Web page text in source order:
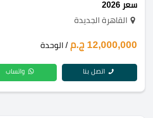
سعر 2026
القاهرة الجديدة
12,000,000 ج.م / الوحدة
اتصل بنا واتساب